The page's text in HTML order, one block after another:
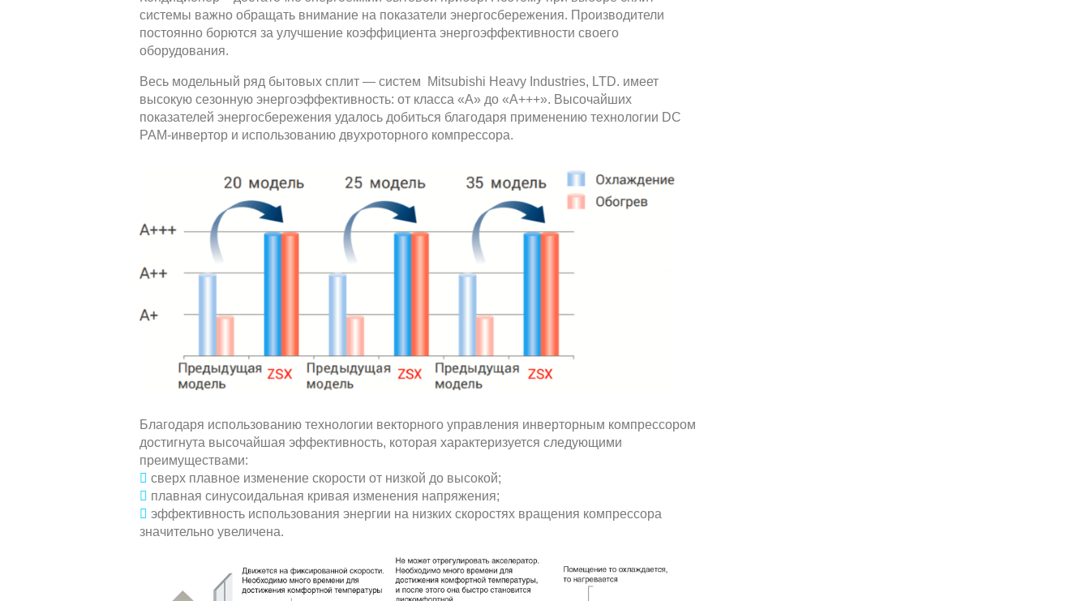
системы важно обращать внимание на показатели энергосбережения. Производители
постоянно борются за улучшение коэффициента энергоэффективности своего
оборудования.
Весь модельный ряд бытовых сплит — систем Mitsubishi Heavy Industries, LTD. имеет
высокую сезонную энергоэффективность: от класса «А» до «А+++». Высочайших
показателей энергосбережения удалось добиться благодаря применению технологии DC
PAM-инвертор и использованию двухроторного компрессора.
Благодаря использованию технологии векторного управления инверторным компрессором
достигнута высочайшая эффективность, которая характеризуется следующими
преимуществами:
 сверх плавное изменение скорости от низкой до высокой;
 плавная синусоидальная кривая изменения напряжения;
 эффективность использования энергии на низких скоростях вращения компрессора
значительно увеличена.